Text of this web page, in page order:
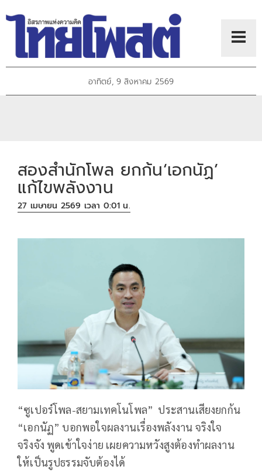
อาทิตย์, 9 สิงหาคม 2569
สองสำนักโพล ยกก้น‘เอกนัฏ’
แก้ไขพลังงาน
27 เมษายน 2569 เวลา 0:01 น.
“ซูเปอร์โพล-สยามเทคโนโพล” ประสานเสียงยกก้น
“เอกนัฏ” บอกพอใจผลงานเรื่องพลังงาน จริงใจ
จริงจัง พูดเข้าใจง่าย เผยความหวังสูงต้องทำผลงาน
ให้เป็นรูปธรรมจับต้องได้